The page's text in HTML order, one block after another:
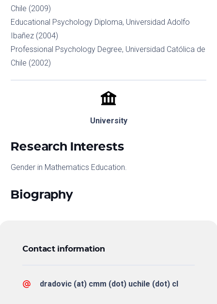
Chile (2009)
Educational Psychology Diploma, Universidad Adolfo
Ibañez (2004)
Professional Psychology Degree, Universidad Católica de
Chile (2002)
University
Research Interests
Gender in Mathematics Education.
Biography
Contact information
dradovic (at) cmm (dot) uchile (dot) cl